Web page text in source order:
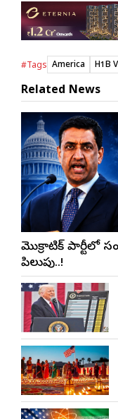
#Tags America H1B
Related News
డెమొక్రాటిక్ పార్టీలో
పిలుపు..!